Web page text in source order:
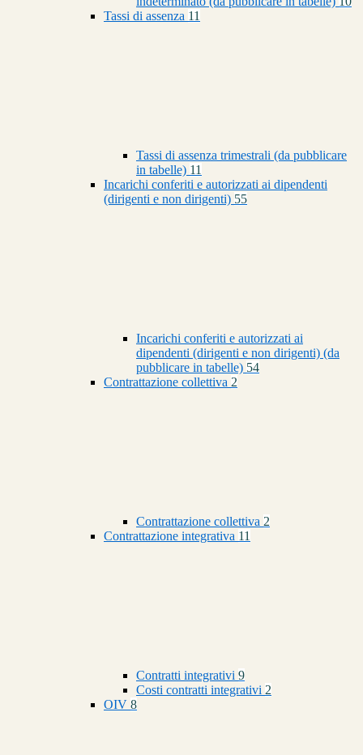
Tassi di assenza 11
Tassi di assenza trimestrali (da pubblicare
in tabelle) 11
Incarichi conferiti e autorizzati ai dipendenti
(dirigenti e non dirigenti) 55
Incarichi conferiti e autorizzati ai
dipendenti (dirigenti e non dirigenti) (da
pubblicare in tabelle) 54
Contrattazione collettiva 2
Contrattazione collettiva 2
Contrattazione integrativa 11
Contratti integrativi 9
Costi contratti integrativi 2
OIV 8